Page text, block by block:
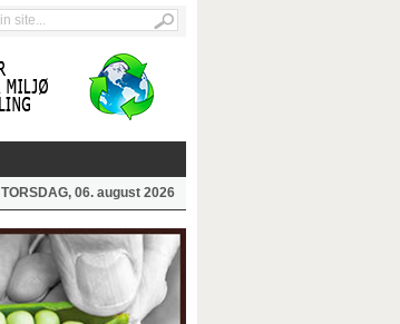
TORSDAG, 06. august 2026